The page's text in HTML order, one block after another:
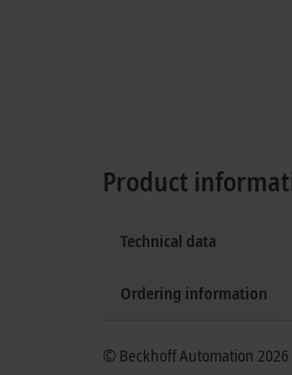
Product
Technical data
Ordering information
© Beckhoff Automation 2026